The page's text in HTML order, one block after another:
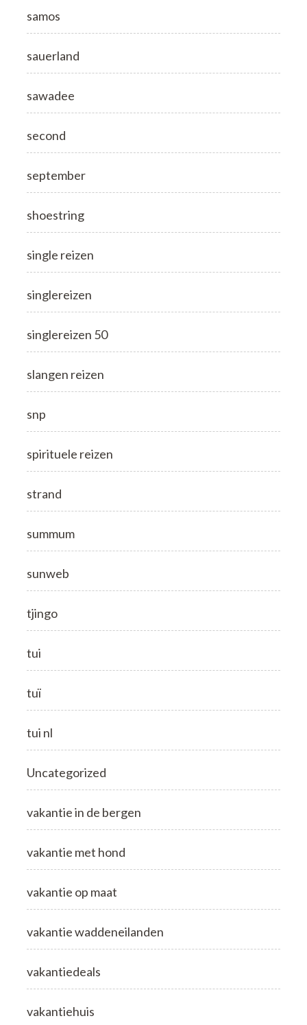
samos
sauerland
sawadee
second
september
shoestring
single reizen
singlereizen
singlereizen 50
slangen reizen
snp
spirituele reizen
strand
summum
sunweb
tjingo
tui
tuï
tui nl
Uncategorized
vakantie in de bergen
vakantie met hond
vakantie op maat
vakantie waddeneilanden
vakantiedeals
vakantiehuis